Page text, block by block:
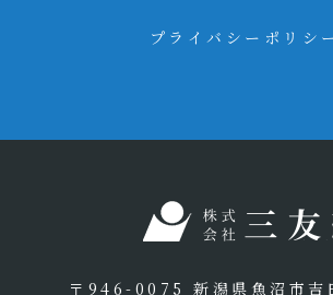
プライバシーポリシ
〒946-0075 新潟県魚沼市吉